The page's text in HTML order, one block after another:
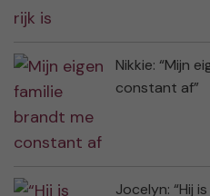
Nikkie: “Mijn
constant af”
Jocelyn: “Hij